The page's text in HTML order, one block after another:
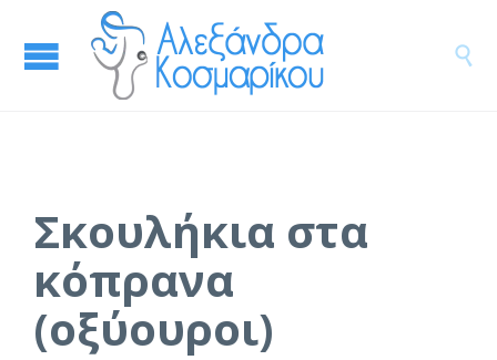

Σκουλήκια στα
κόπρανα
(οξύουροι)